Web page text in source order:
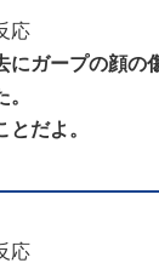
応
にガープの顔の
とだよ。
応